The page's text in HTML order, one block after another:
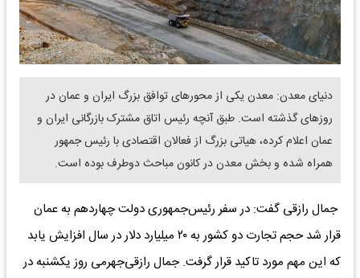
دنیای معدن: معدن یکی از محورهای توافق بزرگ ایران و عمان در
روزهای گذشته است. طبق آنچه رئیس اتاق مشترک بازرگانی ایران و
عمان اعلام کرده، هیاتی بزرگ از فعالان اقتصادی با رئیس جمهور
همراه شده و بخش معدن در کانون مباحث دوطرف بوده است.
جمال رازقی گفت: در سفر رئیس‌جمهوری دولت چهاردهم به عمان
قرار شد حجم تجارت دو کشور به ۲۰ میلیارد دلار در سال افزایش یابد
که این مهم مورد تاکید قرار گرفت. جمال رازقی‌جهرمی روز یکشنبه در